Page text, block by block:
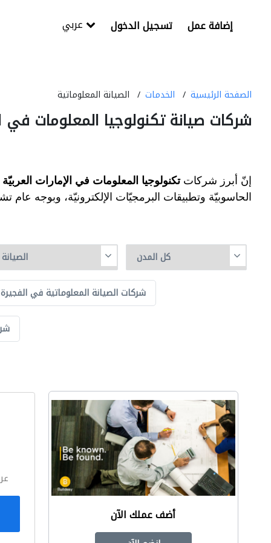
تسجيل الدخول إضافة عمل
الصفحة الرئيسية الخدمات الصيانة المعلوماتية
شركات صيانة تكنولوجيا المعلومات في
إنّ أبرز شركاتتكنولوجيا المعلومات في الإمارات
الحاسوبيّة وتطبيقات البرمجيّات الإلكترونيّة، وبوجه
شركات الصيانة المعلوماتية في الفجيرة
أضف عملك الآن